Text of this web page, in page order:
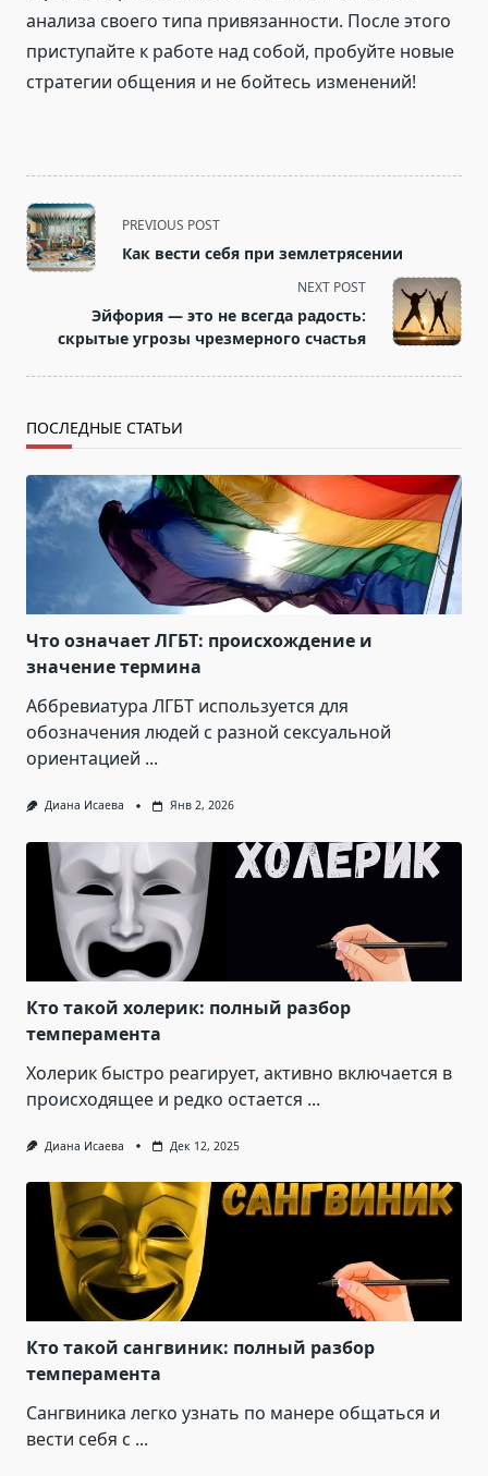
анализа своего типа привязанности. После этого
приступайте к работе над собой, пробуйте новые
стратегии общения и не бойтесь изменений!
<span
class="nav-
subtitle
text">Page</span>
PREVIOUS POST
Как вести себя при землетрясении
NEXT POST
Эйфория — это не всегда радость:
скрытые угрозы чрезмерного счастья
ПОСЛЕДНЫЕ СТАТЬИ
Что означает ЛГБТ: происхождение и
значение термина
Аббревиатура ЛГБТ используется для
обозначения людей с разной сексуальной
ориентацией ...
Диана Исаева Янв 2, 2026
Кто такой холерик: полный разбор
темперамента
Холерик быстро реагирует, активно включается в
происходящее и редко остается ...
Диана Исаева Дек 12, 2025
Кто такой сангвиник: полный разбор
темперамента
Сангвиника легко узнать по манере общаться и
вести себя с ...